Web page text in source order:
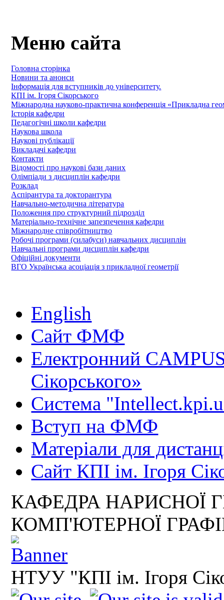
Меню сайта
Головна сторінка
Новини та анонси
Інформація для вступників до університету.
КПІ ім. Ігоря Сікорського
Міжнародна науково-практична конференція «Прикладна
Історія кафедри
Педагогічні школи кафедри
Наукова школа
Наукові публікації
Викладачі кафедри
Контакти
Відомості про наукові бази даних
Олімпіади з дисциплін кафедри
Розклад
Аспірантура та докторантура
Навчально-методична література
Положення про структурний підрозділ
Матеріально-технічне запезпечення кафедри
Міжнародне співробітництво
Робочі програми (силабуси) навчальних дисциплін
Навчальні програми дисциплін кафедри
Офіційні документи
ВГО Українська асоціація з прикладної геометрії
English
Сайт ФМФ
Електронний
Сікорського»
Система
Вступ на ФМФ
Матеріали для
Сайт КПІ ім. Ігоря
КАФЕДРА НАРИСНОЇ
КОМП'ЮТЕРНОЇ
НТУУ "КПІ ім. Ігоря